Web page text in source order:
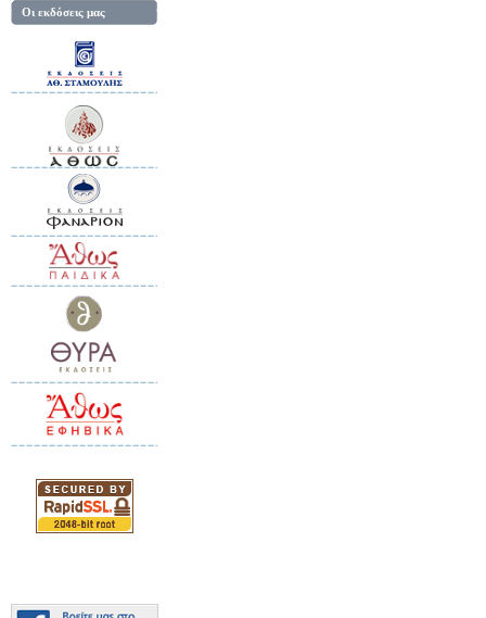
Οι εκδόσεις μας